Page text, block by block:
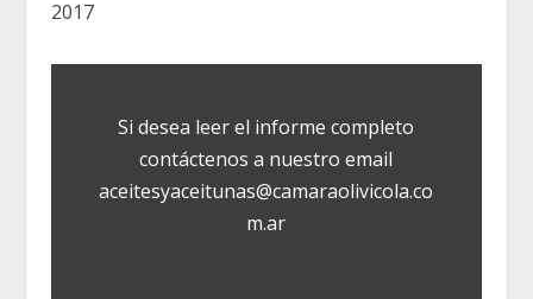
2017
Si desea leer el informe completo
contáctenos a nuestro email
aceitesyaceitunas@camaraolivicola.co
m.ar